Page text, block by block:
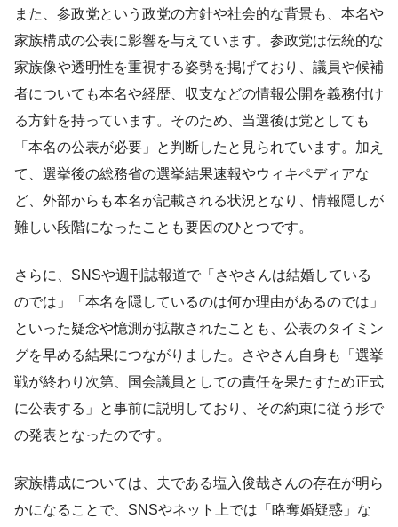
また、参政党という政党の方針や社会的な背景も、本名や
家族構成の公表に影響を与えています。参政党は伝統的な
家族像や透明性を重視する姿勢を掲げており、議員や候補
者についても本名や経歴、収支などの情報公開を義務付け
る方針を持っています。そのため、当選後は党としても
「本名の公表が必要」と判断したと見られています。加え
て、選挙後の総務省の選挙結果速報やウィキペディアな
ど、外部からも本名が記載される状況となり、情報隠しが
難しい段階になったことも要因のひとつです。
さらに、SNSや週刊誌報道で「さやさんは結婚している
のでは」「本名を隠しているのは何か理由があるのでは」
といった疑念や憶測が拡散されたことも、公表のタイミン
グを早める結果につながりました。さやさん自身も「選挙
戦が終わり次第、国会議員としての責任を果たすため正式
に公表する」と事前に説明しており、その約束に従う形で
の発表となったのです。
家族構成については、夫である塩入俊哉さんの存在が明ら
かになることで、SNSやネット上では「略奪婚疑惑」な